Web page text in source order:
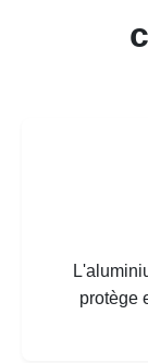
protège